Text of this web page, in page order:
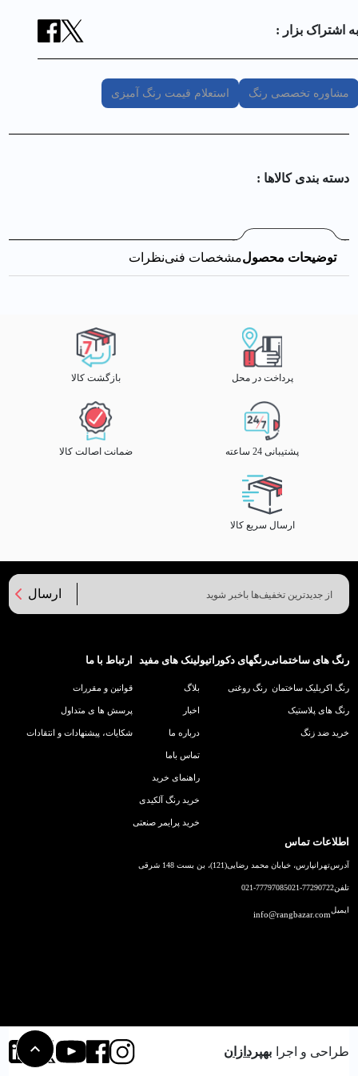
به اشتراک بزار :
مشاوره تخصصی رنگ استعلام قیمت رنگ آمیزی
دسته بندی کالا‌ها :
توضیحات محصولمشخصات فنینظرات
پرداخت در محل بازگشت کالا
پشتیبانی 24 ساعته ضمانت اصالت کالا
ارسال سریع کالا
ارسال
رنگ های ساختمانی
رنگ اکریلیک ساختمان
رنگ های پلاستیک
خرید ضد زنگ
رنگهای دکوراتیو
رنگ روغنی
لینک های مفید
بلاگ
اخبار
درباره ما
تماس باما
راهنمای خرید
خرید رنگ آلکیدی
خرید پرایمر صنعتی
ارتباط با ما
قوانین و مقررات
پرسش ها ی متداول
شکایات، پیشنهادات و انتقادات
اطلاعات تماس
آدرستهرانپارس، خیابان محمد رضایی(121)، بن بست 148 شرقی
تلفن021-77290722
021-77797085
ایمیلinfo@rangbazar.com
طراحی و اجرا بهپردازان